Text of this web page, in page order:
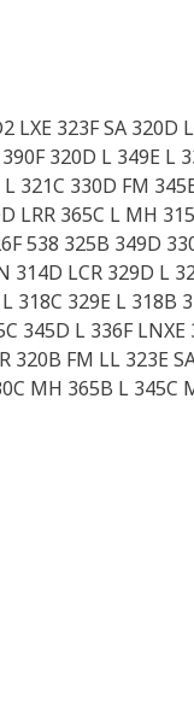
323F SA
320D L 349E
321C 330D FM
365C L MH
538 325B 349D
LCR 329D L
329E L 318B
345D L 336F
FM LL 323E
MH 365B L